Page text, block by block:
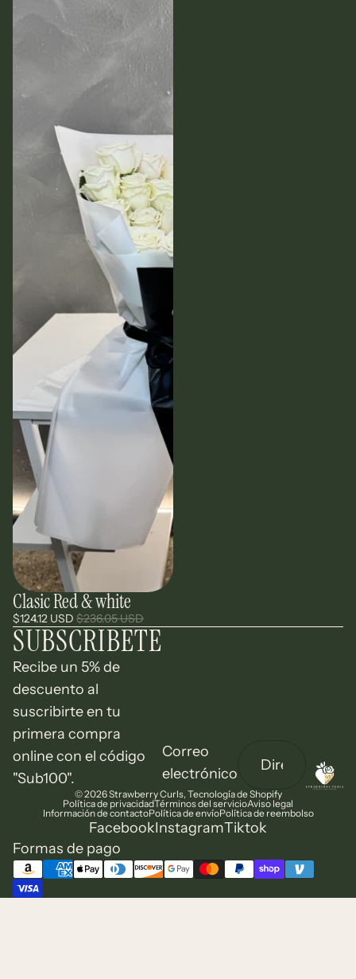
Oferta
Clasic Red & white
$124.12 USD $236.05 USD
SUBSCRIBETE
Recibe un 5% de
descuento al
suscribirte en tu
primera compra
online con el código
"Sub100".
Correo
electrónico
© 2026Strawberry Curls, Tecnología de Shopify
Política de privacidadTérminos del servicioAviso legal
Información de contactoPolítica de envíoPolítica de reembolso
FacebookInstagramTiktok
Formas de pago